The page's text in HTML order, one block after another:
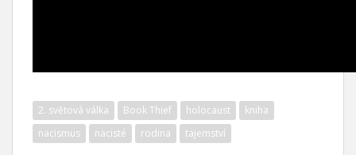
2. světová válka Book Thief holocaust
kniha
nacismus
nacisté rodina tajemství